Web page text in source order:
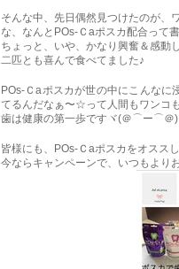
そんな中、先日偶然見つけたのが、
な、なんとPOs-Ｃaポスカ配合って
ちょっと、いや、かなり興奮＆感動
二匹とも喜んで食べてました♪
POs-Ｃaポスカが世の中にこんな
てるんだなぁ〜☆って人間もワンコ
歯は健康の第一歩ですヾ(＠⌒ー⌒＠
皆様にも、POs-Ｃaポスカをオスス
今ならキャンペーンで、いつもより